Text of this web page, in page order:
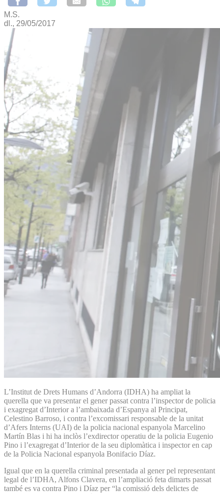
M.S.
dl., 29/05/2017
L’Institut de Drets Humans d’Andorra (IDHA) ha ampliat la
querella que va presentar el gener passat contra l’inspector de policia
i exagregat d’Interior a l’ambaixada d’Espanya al Principat,
Celestino Barroso, i contra l’excomissari responsable de la unitat
d’Afers Interns (UAI) de la policia nacional espanyola Marcelino
Martín Blas i hi ha inclòs l’exdirector operatiu de la policia Eugenio
Pino i l’exagregat d’Interior de la seu diplomàtica i inspector en cap
de la Policia Nacional espanyola Bonifacio Díaz.
Igual que en la querella criminal presentada al gener pel representant
legal de l’IDHA, Alfons Clavera, en l’ampliació feta dimarts passat
també es va contra Pino i Díaz per “la comissió dels delictes de